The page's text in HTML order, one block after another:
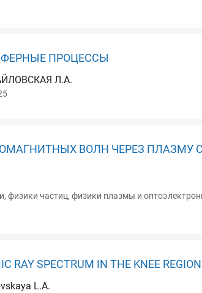
ПРОЦЕССЫ
Л.А.
ВОЛН ЧЕРЕЗ
физики частиц, физики плазмы и
RAY SPECTRUM IN THE KNEE REGION
L.A.